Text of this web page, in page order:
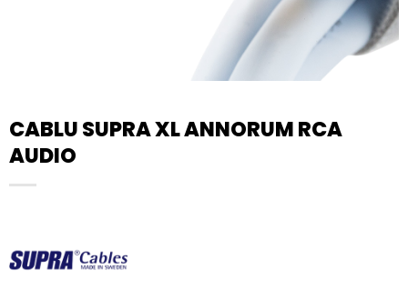
CABLU SUPRA XL ANNORUM RCA
AUDIO